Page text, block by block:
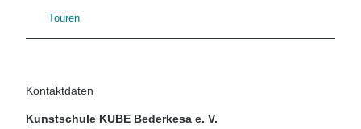
Touren
Kontaktdaten
Kunstschule KUBE Bederkesa e. V.